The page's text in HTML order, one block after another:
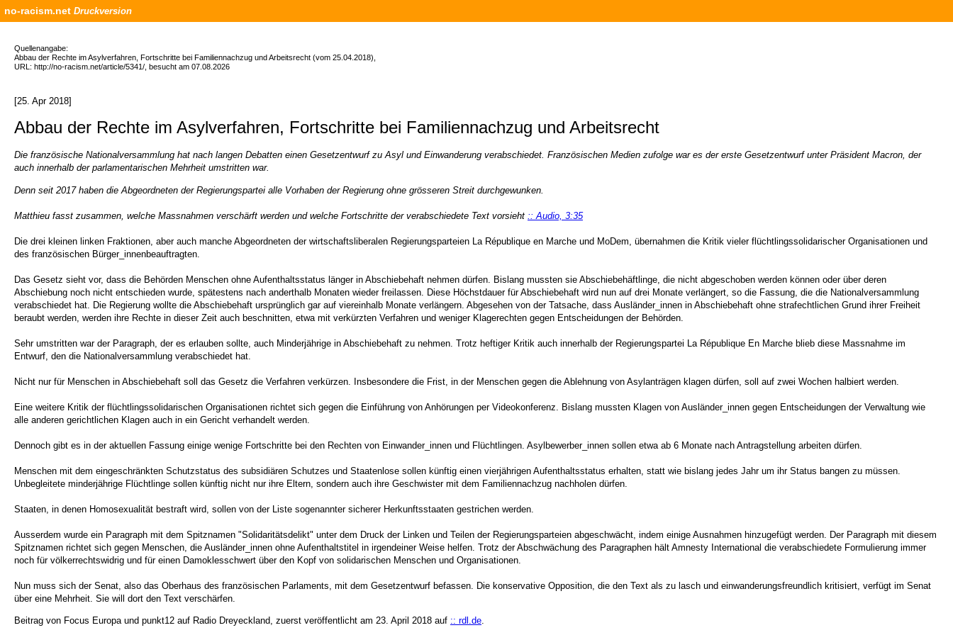
no-racism.net Druckversion
Quellenangabe:
Abbau der Rechte im Asylverfahren, Fortschritte bei Familiennachzug und Arbeitsrecht (vom 25.04.2018),
URL: http://no-racism.net/article/5341/, besucht am 07.08.2026
[25. Apr 2018]
Abbau der Rechte im Asylverfahren, Fortschritte bei Familiennachzug und Arbeitsrecht
Die französische Nationalversammlung hat nach langen Debatten einen Gesetzentwurf zu Asyl und Einwanderung verabschiedet. Französischen Medien zufolge war es der erste Gesetzentwurf unter Präsident Macron, der
auch innerhalb der parlamentarischen Mehrheit umstritten war.
Denn seit 2017 haben die Abgeordneten der Regierungspartei alle Vorhaben der Regierung ohne grösseren Streit durchgewunken.
Matthieu fasst zusammen, welche Massnahmen verschärft werden und welche Fortschritte der verabschiedete Text vorsieht :: Audio, 3:35
Die drei kleinen linken Fraktionen, aber auch manche Abgeordneten der wirtschaftsliberalen Regierungsparteien La République en Marche und MoDem, übernahmen die Kritik vieler flüchtlingssolidarischer Organisationen und
des französischen Bürger_innenbeauftragten.
Das Gesetz sieht vor, dass die Behörden Menschen ohne Aufenthaltsstatus länger in Abschiebehaft nehmen dürfen. Bislang mussten sie Abschiebehäftlinge, die nicht abgeschoben werden können oder über deren
Abschiebung noch nicht entschieden wurde, spätestens nach anderthalb Monaten wieder freilassen. Diese Höchstdauer für Abschiebehaft wird nun auf drei Monate verlängert, so die Fassung, die die Nationalversammlung
verabschiedet hat. Die Regierung wollte die Abschiebehaft ursprünglich gar auf viereinhalb Monate verlängern. Abgesehen von der Tatsache, dass Ausländer_innen in Abschiebehaft ohne strafechtlichen Grund ihrer Freiheit
beraubt werden, werden ihre Rechte in dieser Zeit auch beschnitten, etwa mit verkürzten Verfahren und weniger Klagerechten gegen Entscheidungen der Behörden.
Sehr umstritten war der Paragraph, der es erlauben sollte, auch Minderjährige in Abschiebehaft zu nehmen. Trotz heftiger Kritik auch innerhalb der Regierungspartei La République En Marche blieb diese Massnahme im
Entwurf, den die Nationalversammlung verabschiedet hat.
Nicht nur für Menschen in Abschiebehaft soll das Gesetz die Verfahren verkürzen. Insbesondere die Frist, in der Menschen gegen die Ablehnung von Asylanträgen klagen dürfen, soll auf zwei Wochen halbiert werden.
Eine weitere Kritik der flüchtlingssolidarischen Organisationen richtet sich gegen die Einführung von Anhörungen per Videokonferenz. Bislang mussten Klagen von Ausländer_innen gegen Entscheidungen der Verwaltung wie
alle anderen gerichtlichen Klagen auch in ein Gericht verhandelt werden.
Dennoch gibt es in der aktuellen Fassung einige wenige Fortschritte bei den Rechten von Einwander_innen und Flüchtlingen. Asylbewerber_innen sollen etwa ab 6 Monate nach Antragstellung arbeiten dürfen.
Menschen mit dem eingeschränkten Schutzstatus des subsidiären Schutzes und Staatenlose sollen künftig einen vierjährigen Aufenthaltsstatus erhalten, statt wie bislang jedes Jahr um ihr Status bangen zu müssen.
Unbegleitete minderjährige Flüchtlinge sollen künftig nicht nur ihre Eltern, sondern auch ihre Geschwister mit dem Familiennachzug nachholen dürfen.
Staaten, in denen Homosexualität bestraft wird, sollen von der Liste sogenannter sicherer Herkunftsstaaten gestrichen werden.
Ausserdem wurde ein Paragraph mit dem Spitznamen "Solidaritätsdelikt" unter dem Druck der Linken und Teilen der Regierungsparteien abgeschwächt, indem einige Ausnahmen hinzugefügt werden. Der Paragraph mit diesem
Spitznamen richtet sich gegen Menschen, die Ausländer_innen ohne Aufenthaltstitel in irgendeiner Weise helfen. Trotz der Abschwächung des Paragraphen hält Amnesty International die verabschiedete Formulierung immer
noch für völkerrechtswidrig und für einen Damoklesschwert über den Kopf von solidarischen Menschen und Organisationen.
Nun muss sich der Senat, also das Oberhaus des französischen Parlaments, mit dem Gesetzentwurf befassen. Die konservative Opposition, die den Text als zu lasch und einwanderungsfreundlich kritisiert, verfügt im Senat
über eine Mehrheit. Sie will dort den Text verschärfen.
Beitrag von Focus Europa und punkt12 auf Radio Dreyeckland, zuerst veröffentlicht am 23. April 2018 auf :: rdl.de.